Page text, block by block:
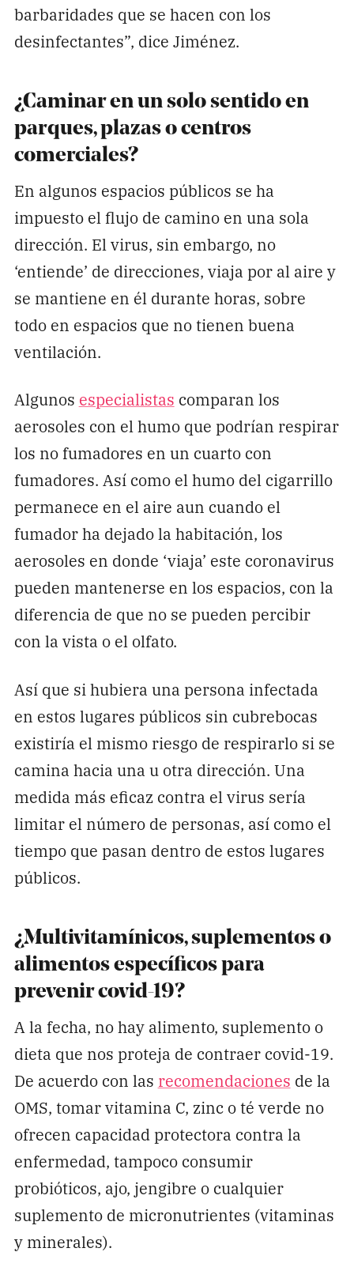
barbaridades que se hacen con los
desinfectantes”, dice Jiménez.
¿Caminar en un solo sentido en
parques, plazas o centros
comerciales?
En algunos espacios públicos se ha
impuesto el flujo de camino en una sola
dirección. El virus, sin embargo, no
‘entiende’ de direcciones, viaja por al aire y
se mantiene en él durante horas, sobre
todo en espacios que no tienen buena
ventilación.
Algunos especialistas comparan los
aerosoles con el humo que podrían respirar
los no fumadores en un cuarto con
fumadores. Así como el humo del cigarrillo
permanece en el aire aun cuando el
fumador ha dejado la habitación, los
aerosoles en donde ‘viaja’ este coronavirus
pueden mantenerse en los espacios, con la
diferencia de que no se pueden percibir
con la vista o el olfato.
Así que si hubiera una persona infectada
en estos lugares públicos sin cubrebocas
existiría el mismo riesgo de respirarlo si se
camina hacia una u otra dirección. Una
medida más eficaz contra el virus sería
limitar el número de personas, así como el
tiempo que pasan dentro de estos lugares
públicos.
¿Multivitamínicos, suplementos o
alimentos específicos para
prevenir covid-19?
A la fecha, no hay alimento, suplemento o
dieta que nos proteja de contraer covid-19.
De acuerdo con las recomendaciones de la
OMS, tomar vitamina C, zinc o té verde no
ofrecen capacidad protectora contra la
enfermedad, tampoco consumir
probióticos, ajo, jengibre o cualquier
suplemento de micronutrientes (vitaminas
y minerales).